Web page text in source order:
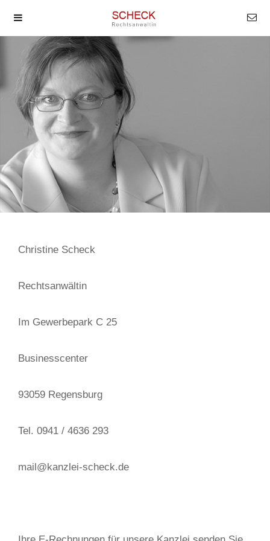
Christine Scheck
Rechtsanwältin
Im Gewerbepark C 25
Businesscenter
93059 Regensburg
Tel. 0941 / 4636 293
mail@kanzlei-scheck.de